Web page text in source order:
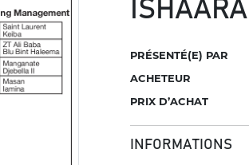
ISHAARA
PRÉSENTÉ(E) PAR
ACHETEUR
PRIX D’ACHAT
INFORMATIONS